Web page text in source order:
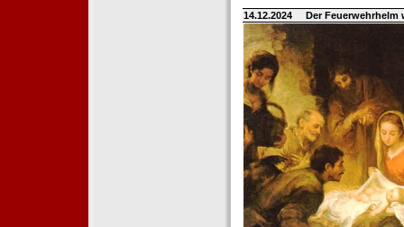
14.12.2024 Der